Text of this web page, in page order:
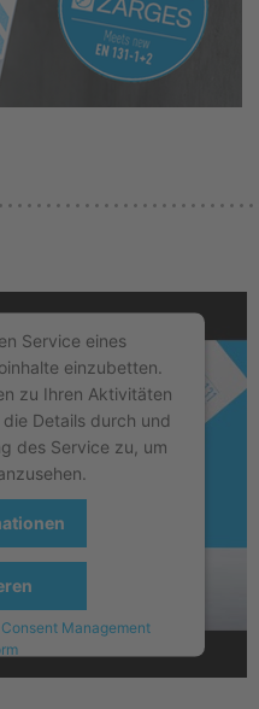
Service eines
einzubetten.
zu Ihren Aktivitäten
Details durch und
des Service zu, um
Management